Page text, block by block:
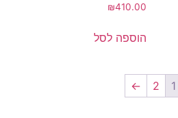
₪410.00
הוספה לסל
1
2
←